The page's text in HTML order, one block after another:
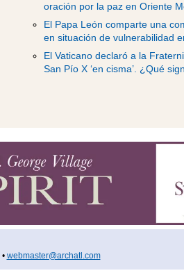
oración por la paz en Oriente
El Papa León comparte una
en situación de vulnerabilidad
El Vaticano declaró a la
San Pío X ‘en cisma’. ¿Qué
• webmaster@archatl.com